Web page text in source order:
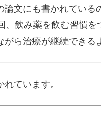
文にも書かれている
、飲み薬を飲む習慣
ら治療が継続できる
ています。